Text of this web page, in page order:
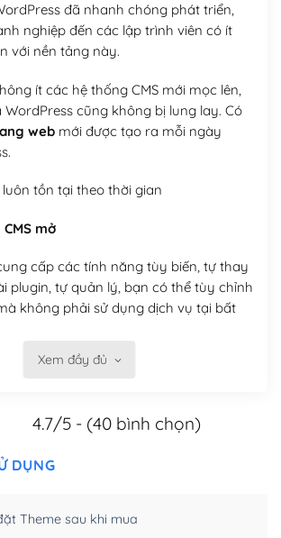
đã nhanh chóng phát triển,
nghiệp đến các lập trình viên có ít
với nền tảng này.
ít các hệ thống CMS mới mọc lên,
cũng không bị lung lay. Có
webmới được tạo ra mỗi ngày
tồn tại theo thời gian
mở
cấp các tính năng tùy biến, tự thay
plugin, tự quản lý, bạn có thể tùy chỉnh
không phải sử dụng dịch vụ tại bất
đăng ký một tên miền và hosting để
trên website WordPress
công cụ tìm kiếm
nhiều công cụ và plugin để tối ưu
Xem đầy đủ
4.7/5 - (40 bình chọn)
DỤNG
Theme sau khi mua